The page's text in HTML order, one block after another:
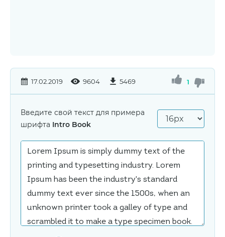
17.02.2019 9604 5469 1
Введите свой текст для примера
шрифта Intro Book